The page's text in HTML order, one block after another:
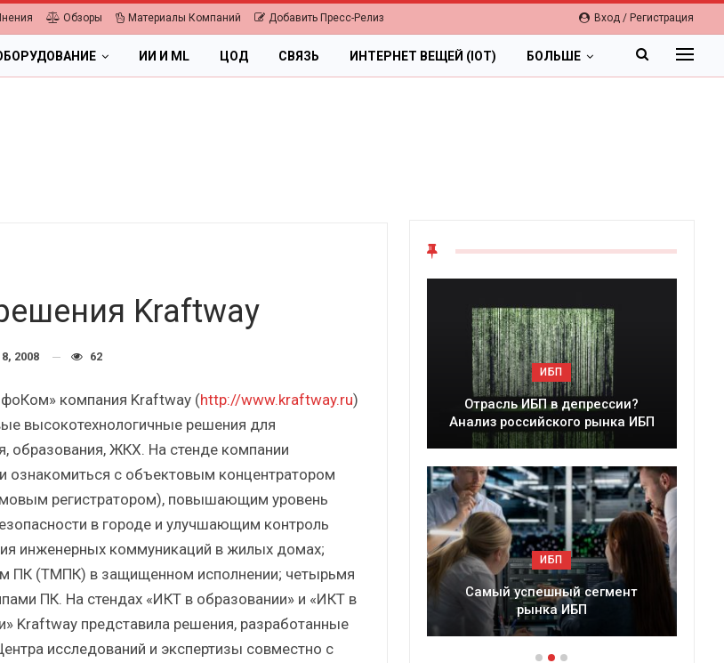
Вход / Регистрация
Обзоры Материалы Компаний Добавить Пресс-Релиз
ИИ И ML ЦОД СВЯЗЬ ИНТЕРНЕТ ВЕЩЕЙ (IOT) БОЛЬШЕ
Kraftway
2008 62
компания Kraftway (http://www.kraftway.ru)
высокотехнологичные решения для
образования, ЖКХ. На стенде компании
ознакомиться с объектовым концентратором
регистратором), повышающим уровень
в городе и улучшающим контроль
инженерных коммуникаций в жилых домах;
ПК (ТМПК) в защищенном исполнении; четырьмя
ПК. На стендах «ИКТ в образовании» и «ИКТ в
Kraftway представила решения, разработанные
исследований и экспертизы совместно с
от…
угрозы
рынок ИБП?
Итоги и Бестселлеры
российского ИТ-рынка в 2025 г.
ИБП
Отрасль ИБП в депрессии?
Часть II.
ИБП
Отрасль ИБП в депрессии?
Анализ российского рынка ИБП
ИБП
Самый успешный сегмент
рынка ИБП